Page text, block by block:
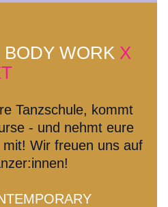
WORK X
Tanzschule, kommt
- und nehmt eure
Wir freuen uns auf